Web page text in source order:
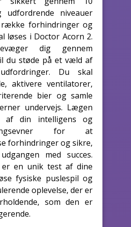
udfordrende niveauer
forhindringer og
løses i Doctor Acorn 2.
dig gennem
du støde på et væld af
Du skal
aktivere ventilatorer,
bier og samle
undervejs. Lægen
af din intelligens og
for at
forhindringer og sikre,
med succes.
er en unik test af dine
fysiske puslespil og
oplevelse, der er
som den er